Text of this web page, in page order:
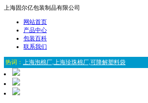
上海固尔亿包装制品有限公司
网站首页
产品中心
包装百科
联系我们
热词： 上海泡棉厂,上海珍珠棉厂,可降解塑料袋